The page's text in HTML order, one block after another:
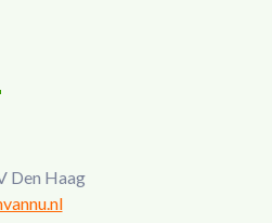
Den Haag